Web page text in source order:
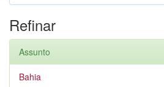
Refinar
Assunto
Bahia